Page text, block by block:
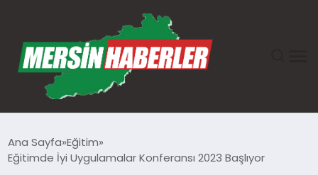
GÜNDEM
Ana Sayfa Eğitim
Eğitimde İyi Uygulamalar Konferansı 2023 Başlıyor